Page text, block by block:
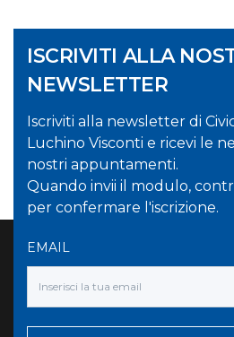
ISCRIVITI ALLA
NEWSLETTER
Iscriviti alla newsletter di
Luchino Visconti e ricevi le
nostri appuntamenti.
Quando invii il modulo,
per confermare l'iscrizione.
EMAIL